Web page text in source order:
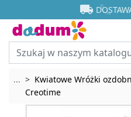



... Rozwiń breadcrumbs
Kwiatowe Wróżki
Creotime